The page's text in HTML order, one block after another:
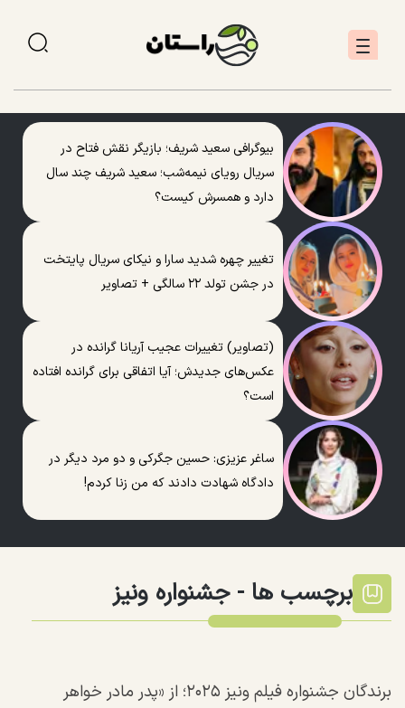
بیوگرافی سعید شریف؛ بازیگر نقش فتاح در
سریال رویای نیمه‌شب؛ سعید شریف چند سال
دارد و همسرش کیست؟
تغییر چهره شدید سارا و نیکای سریال پایتخت
در جشن تولد ۲۲ سالگی + تصاویر
(تصاویر) تغییرات عجیب آریانا گرانده در
عکس‌های جدیدش؛ آیا اتفاقی برای گرانده افتاده
است؟
ساغر عزیزی: حسین جگرکی و دو مرد دیگر در
دادگاه شهادت دادند که من زنا کردم!
برچسب ها -جشنواره ونیز
برندگان جشنواره فیلم ونیز ۲۰۲۵؛ از «پدر مادر خواهر